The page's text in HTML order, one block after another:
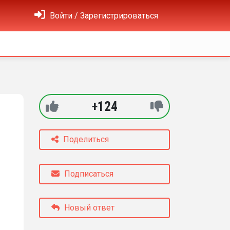
Войти / Зарегистрироваться
+124
Поделиться
Подписаться
Новый ответ